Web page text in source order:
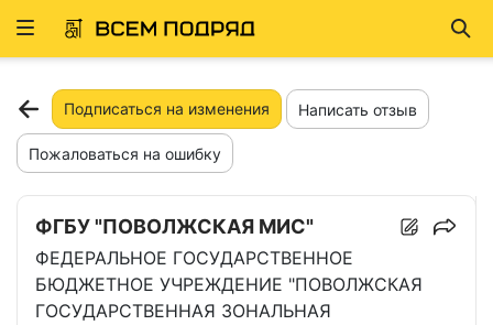
Развернуть
Подписаться на изменения Написать отзыв
Пожаловаться на ошибку
ФГБУ "ПОВОЛЖСКАЯ МИС"
ФЕДЕРАЛЬНОЕ ГОСУДАРСТВЕННОЕ
БЮДЖЕТНОЕ УЧРЕЖДЕНИЕ "ПОВОЛЖСКАЯ
ГОСУДАРСТВЕННАЯ ЗОНАЛЬНАЯ